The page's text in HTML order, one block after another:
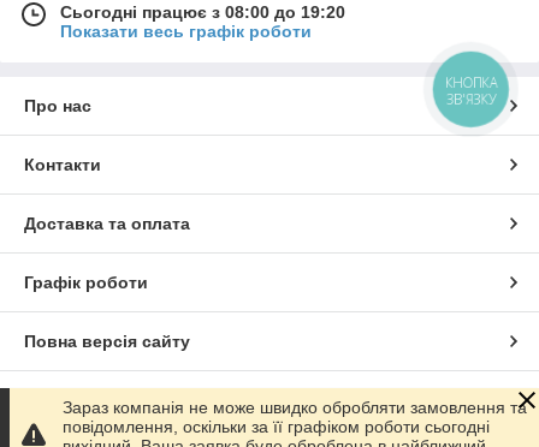
Сьогодні працює з 08:00 до 19:20
Показати весь графік роботи
Про нас
Контакти
Доставка та оплата
Графік роботи
Повна версія сайту
Сайт створено на маркетплейсі Prom.ua
Зараз компанія не може швидко обробляти замовлення та
повідомлення, оскільки за її графіком роботи сьогодні
КНОПКА
ЗВ'ЯЗКУ